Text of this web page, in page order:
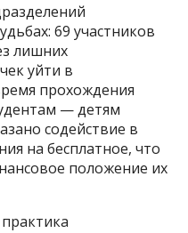
69 участников
лишних
уйти в
прохождения
— детям
содействие в
на бесплатное, что
положение их